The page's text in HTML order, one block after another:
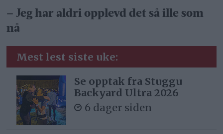
– Jeg har aldri opplevd det så ille som
nå
Mest lest siste uke:
Se opptak fra Stuggu
Backyard Ultra 2026
6 dager siden